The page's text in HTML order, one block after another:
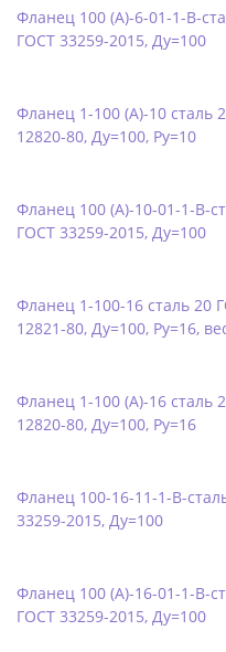
Фланец 100 (А)-6-01-1-B-
ГОСТ 33259-2015, Ду=100
Фланец 1-100 (А)-10 сталь
12820-80, Ду=100, Ру=10
Фланец 100 (А)-10-01-1-B-
ГОСТ 33259-2015, Ду=100
Фланец 1-100-16 сталь 20
12821-80, Ду=100, Ру=16,
Фланец 1-100 (А)-16 сталь
12820-80, Ду=100, Ру=16
Фланец 100-16-11-1-B-
33259-2015, Ду=100
Фланец 100 (А)-16-01-1-B-
ГОСТ 33259-2015, Ду=100